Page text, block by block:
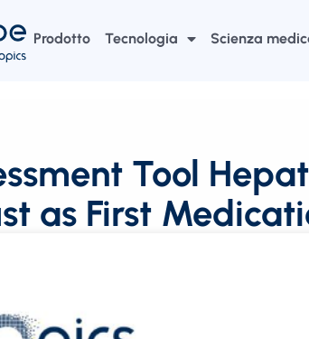
Prodotto Tecnologia Scienza
Tool
as First